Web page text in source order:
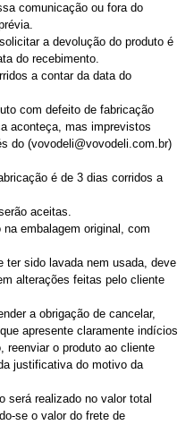
comunicação ou fora do
a devolução do produto é
do recebimento.
a contar da data do
com defeito de fabricação
aconteça, mas imprevistos
do (vovodeli@vovodeli.com.br)
é de 3 dias corridos a
aceitas.
embalagem original, com
ter sido lavada nem usada, deve
alterações feitas pelo cliente
a obrigação de cancelar,
apresente claramente indícios
reenviar o produto ao cliente
justificativa do motivo da
será realizado no valor total
se o valor do frete de